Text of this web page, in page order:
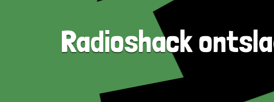
Radioshack